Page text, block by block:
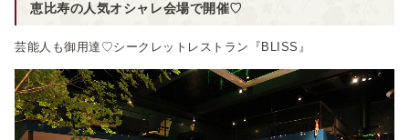
恵比寿の人気オシャレ会場で開催♡
芸能人も御用達♡シークレットレストラン『BLISS』